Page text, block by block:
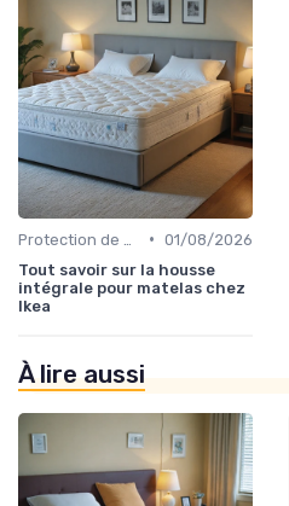
• 01/08/2026
Tout savoir sur la housse
intégrale pour matelas chez
Ikea
À lire aussi